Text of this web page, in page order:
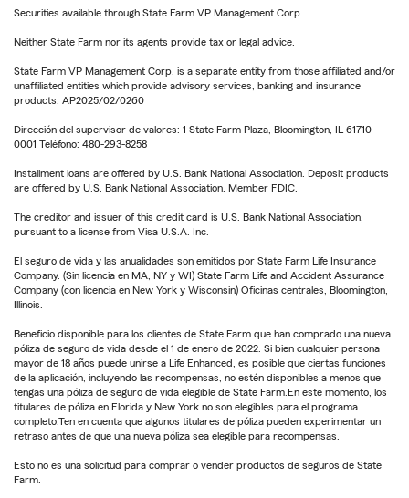
Securities available through State Farm VP Management Corp.
Neither State Farm nor its agents provide tax or legal advice.
State Farm VP Management Corp. is a separate entity from those affiliated and/or
unaffiliated entities which provide advisory services, banking and insurance
products. AP2025/02/0260
Dirección del supervisor de valores: 1 State Farm Plaza, Bloomington, IL 61710-
0001 Teléfono: 480-293-8258
Installment loans are offered by U.S. Bank National Association. Deposit products
are offered by U.S. Bank National Association. Member FDIC.
The creditor and issuer of this credit card is U.S. Bank National Association,
pursuant to a license from Visa U.S.A. Inc.
El seguro de vida y las anualidades son emitidos por State Farm Life Insurance
Company. (Sin licencia en MA, NY y WI) State Farm Life and Accident Assurance
Company (con licencia en New York y Wisconsin) Oficinas centrales, Bloomington,
Illinois.
Beneficio disponible para los clientes de State Farm que han comprado una nueva
póliza de seguro de vida desde el 1 de enero de 2022. Si bien cualquier persona
mayor de 18 años puede unirse a Life Enhanced, es posible que ciertas funciones
de la aplicación, incluyendo las recompensas, no estén disponibles a menos que
tengas una póliza de seguro de vida elegible de State Farm.En este momento, los
titulares de póliza en Florida y New York no son elegibles para el programa
completo.Ten en cuenta que algunos titulares de póliza pueden experimentar un
retraso antes de que una nueva póliza sea elegible para recompensas.
Esto no es una solicitud para comprar o vender productos de seguros de State
Farm.